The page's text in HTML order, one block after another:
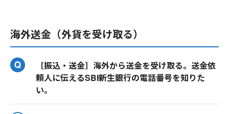
海外送金（外貨を受け取る）
［振込・送金］海外から送金を受け取る。送金依
頼人に伝えるSBI新生銀行の電話番号を知りた
い。